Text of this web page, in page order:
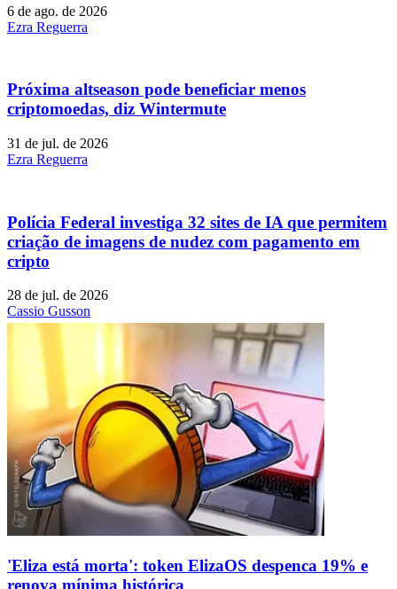
6 de ago. de 2026
Ezra Reguerra
Próxima altseason pode beneficiar menos
criptomoedas, diz Wintermute
31 de jul. de 2026
Ezra Reguerra
Polícia Federal investiga 32 sites de IA que permitem
criação de imagens de nudez com pagamento em
cripto
28 de jul. de 2026
Cassio Gusson
'Eliza está morta': token ElizaOS despenca 19% e
renova mínima histórica